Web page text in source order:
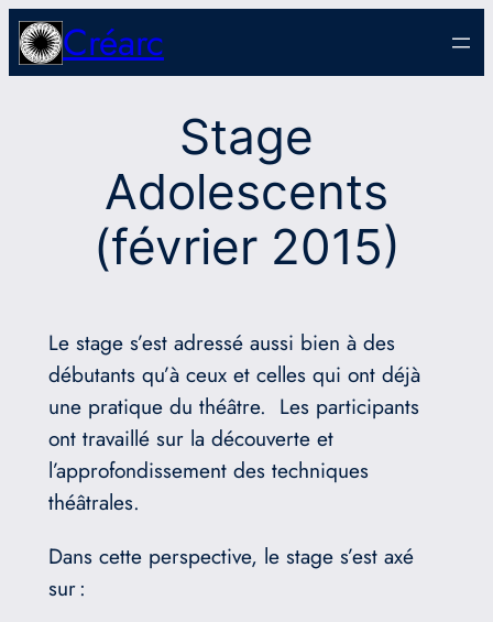
Aller
au
Créarc
Stage
Adolescents
(février 2015)
Le stage s’est adressé aussi bien à des
débutants qu’à ceux et celles qui ont déjà
une pratique du théâtre. Les participants
ont travaillé sur la découverte et
l’approfondissement des techniques
théâtrales.
Dans cette perspective, le stage s’est axé
sur :